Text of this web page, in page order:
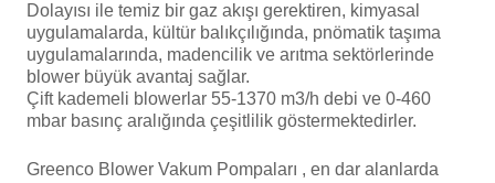
Tuz
Temizleyici
Havuz Robotu Yedek
Dalgıç Pompa
Dolayısı ile temiz bir gaz akışı gerektiren, kimyasal
uygulamalarda, kültür balıkçılığında, pnömatik taşıma
uygulamalarında, madencilik ve arıtma sektörlerinde
blower büyük avantaj sağlar.
Çiftkademeli blowerlar 55-1370 m3/h debi ve 0-460
mbar basınç aralığında çeşitlilik göstermektedirler.
Greenco Blower Vakum Pompaları , en dar alanlarda